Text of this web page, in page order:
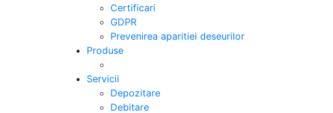
Certificari
GDPR
Prevenirea aparitiei deseurilor
Produse
Servicii
Depozitare
Debitare